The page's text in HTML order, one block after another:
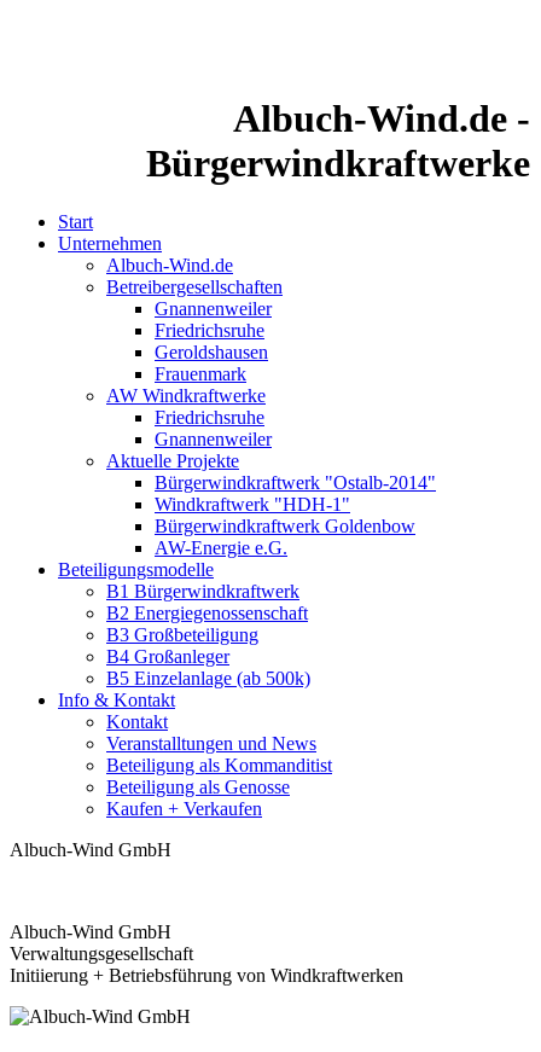
Albuch-Wind.de -
Bürgerwindkraftwerke
Start
Unternehmen
Albuch-Wind.de
Betreibergesellschaften
Gnannenweiler
Friedrichsruhe
Geroldshausen
Frauenmark
AW Windkraftwerke
Friedrichsruhe
Gnannenweiler
Aktuelle Projekte
Bürgerwindkraftwerk "Ostalb-2014"
Windkraftwerk "HDH-1"
Bürgerwindkraftwerk Goldenbow
AW-Energie e.G.
Beteiligungsmodelle
B1 Bürgerwindkraftwerk
B2 Energiegenossenschaft
B3 Großbeteiligung
B4 Großanleger
B5 Einzelanlage (ab 500k)
Info & Kontakt
Kontakt
Veranstalltungen und News
Beteiligung als Kommanditist
Beteiligung als Genosse
Kaufen + Verkaufen
Albuch-Wind GmbH
Albuch-Wind GmbH
Verwaltungsgesellschaft
Initiierung + Betriebsführung von Windkraftwerken